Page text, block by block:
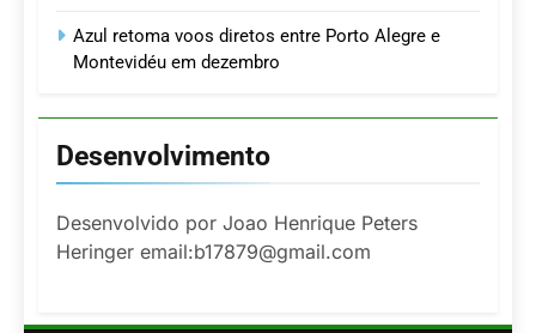
Azul retoma voos diretos entre Porto Alegre e
Montevidéu em dezembro
Desenvolvimento
Desenvolvido por Joao Henrique Peters
Heringer email:b17879@gmail.com